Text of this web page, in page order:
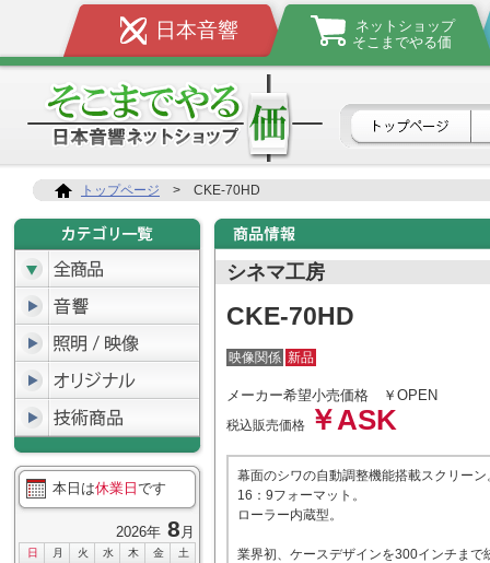
日本音響
ネットショップ
そこまでやる価
トップページ > CKE-70HD
本日は休業日 です
2026年 8 月
日 月 火 水 木 金 土
シネマ工房
CKE-70HD
映像関係 新品
メーカー希望小売価格 ￥OPEN
税込販売価格 ￥ASK
幕面のシワの自動調整機能搭載スクリーン
16：9フォーマット。
ローラー内蔵型。
業界初、ケースデザインを300インチまで